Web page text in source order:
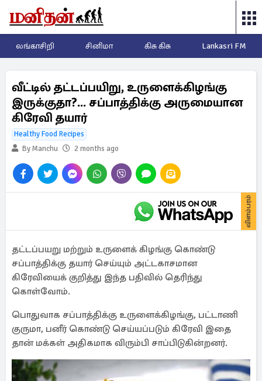
லங்காசிறி சினிமா கிசு கிசு Lankasri FM
வீட்டில் தட்டப்பயிறு, உருளைக்கிழங்கு
இருக்குதா?... சப்பாத்திக்கு அருமையான
கிரேவி தயார்
Healthy Food Recipes
By Manchu
2 months ago
விளம்பரம்
தட்டப்பயறு மற்றும் உருளைக் கிழங்கு கொண்டு
சப்பாத்திக்கு தயார் செய்யும் அட்டகாசமான
கிரேவியைக் குறித்து இந்த பதிவில் தெரிந்து
கொள்வோம்.
பொதுவாக சப்பாத்திக்கு உருளைக்கிழங்கு, பட்டாணி
குருமா, பனீர் கொண்டு செய்யப்படும் கிரேவி இதை
தான் மக்கள் அதிகமாக விரும்பி சாப்பிடுகின்றனர்.